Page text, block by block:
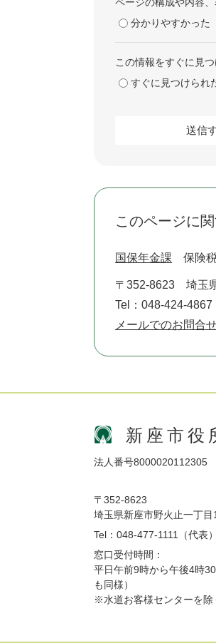
分かりやすかった
この情報をすぐに見
すぐに見つけられ
このページに
国保年金課 保険
〒352-8623
埼玉
Tel：048-424-4867
メールでのお問合
新座市役
法人番号8000020112305
〒352-8623
埼玉県新座市野火止一丁目
Tel：048-477-1111（代表）
窓口受付時間：
平日午前9時から午後4時
も同様）
※水道お客様センターを除